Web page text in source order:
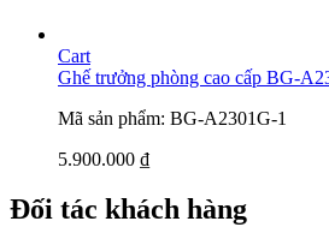
Cart
Ghế trưởng phòng cao cấp BG-
Mã sản phẩm: BG-A2301G-1
5.900.000 ₫
Đối tác khách hàng